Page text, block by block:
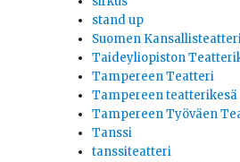
stand up
Suomen
Taideyliopiston
Tampereen Teatteri
Tampereen teatterikesä
Tampereen Työväen
Tanssi
tanssiteatteri